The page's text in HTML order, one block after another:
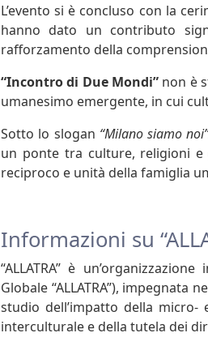
L’evento si è concluso con la
hanno dato un contributo
rafforzamento della
“Incontro di Due Mondi” non è
umanesimo emergente, in cui
Sotto lo slogan “Milano siamo
un ponte tra culture, religioni
reciproco e unità della famiglia
Informazioni su
“ALLATRA” è
Globale “ALLATRA”), impegnata
studio dell’impatto della micro-
interculturale e della tutela dei